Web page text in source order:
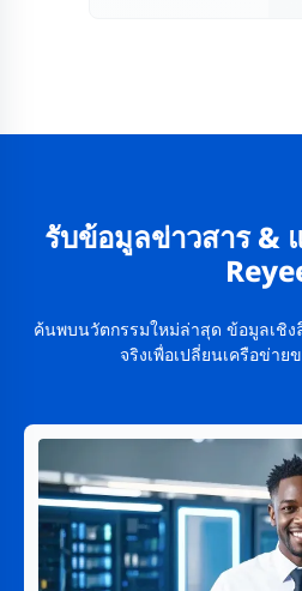
รับข้อมูลข่าวสาร &
ค้นพบนวัตกรรมใหม่ล่าสุด ข้อมูลเชิ
จริงเพื่อเปลี่ยนเครือข่า